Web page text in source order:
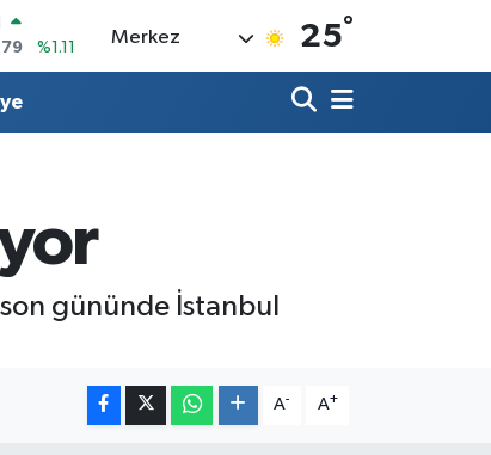
%1.11
%0.18
%0.03
Merkez 25°
gününde İstanbul
A- A+